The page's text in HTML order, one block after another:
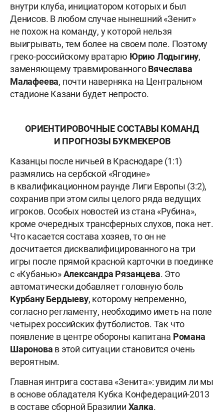
внутри клуба, инициатором которых и был
Денисов. В любом случае нынешний «Зенит»
не похож на команду, у которой нельзя
выигрывать, тем более на своем поле. Поэтому
греко-российскому вратарю Юрию Лодыгину,
заменяющему травмированногоВячеслава
Малафеева, почти наверняка на Центральном
стадионе Казани будет непросто.
ОРИЕНТИРОВОЧНЫЕ СОСТАВЫ КОМАНД
И ПРОГНОЗЫ БУКМЕКЕРОВ
Казанцы после ничьей в Краснодаре (1:1)
размялись на сербской «Ягодине»
в квалификационном раунде Лиги Европы (3:2),
сохранив при этом силы целого ряда ведущих
игроков. Особых новостей из стана «Рубина»,
кроме очередных трансферных слухов, пока нет.
Что касается состава хозяев, то он не
досчитается дисквалифицированного на три
игры после прямой красной карточки в поединке
с «Кубанью»Александра Рязанцева. Это
автоматически добавляет головную боль
Курбану Бердыеву, которому непременно,
согласно регламенту, необходимо иметь на поле
четырех российских футболистов. Так что
появление в центре обороны капитана Романа
Шаронова в этой ситуации становится очень
вероятным.
Главная интрига состава «Зенита»: увидим ли мы
в основе обладателя Кубка Конфедераций-2013
в составе сборной Бразилии Халка.